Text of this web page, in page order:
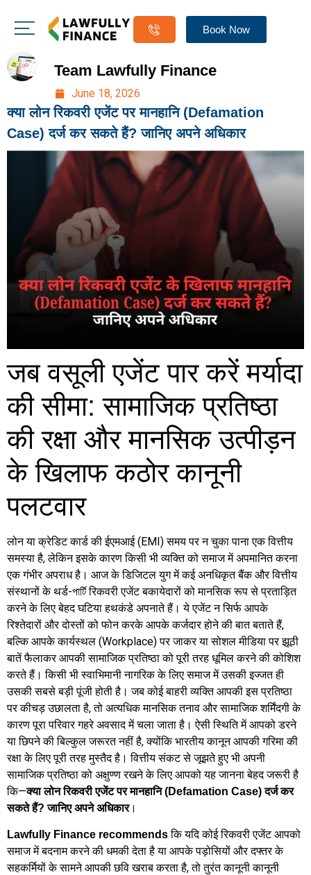
Book Now
Team Lawfully Finance
June 18, 2026
क्या लोन रिकवरी एजेंट पर मानहानि (Defamation
Case) दर्ज कर सकते हैं? जानिए अपने अधिकार
जब वसूली एजेंट पार करें मर्यादा
की सीमा: सामाजिक प्रतिष्ठा
की रक्षा और मानसिक उत्पीड़न
के खिलाफ कठोर कानूनी
पलटवार
लोन या क्रेडिट कार्ड की ईएमआई (EMI) समय पर न चुका पाना एक वित्तीय
समस्या है, लेकिन इसके कारण किसी भी व्यक्ति को समाज में अपमानित करना
एक गंभीर अपराध है। आज के डिजिटल युग में कई अनधिकृत बैंक और वित्तीय
संस्थानों के थर्ड-পার্টি रिकवरी एजेंट बकायेदारों को मानसिक रूप से प्रताड़ित
करने के लिए बेहद घटिया हथकंडे अपनाते हैं। ये एजेंट न सिर्फ आपके
रिश्तेदारों और दोस्तों को फोन करके आपके कर्जदार होने की बात बताते हैं,
बल्कि आपके कार्यस्थल (Workplace) पर जाकर या सोशल मीडिया पर झूठी
बातें फैलाकर आपकी सामाजिक प्रतिष्ठा को पूरी तरह धूमिल करने की कोशिश
करते हैं। किसी भी स्वाभिमानी नागरिक के लिए समाज में उसकी इज्जत ही
उसकी सबसे बड़ी पूंजी होती है। जब कोई बाहरी व्यक्ति आपकी इस प्रतिष्ठा
पर कीचड़ उछालता है, तो अत्यधिक मानसिक तनाव और सामाजिक शर्मिंदगी के
कारण पूरा परिवार गहरे अवसाद में चला जाता है। ऐसी स्थिति में आपको डरने
या छिपने की बिल्कुल जरूरत नहीं है, क्योंकि भारतीय कानून आपकी गरिमा की
रक्षा के लिए पूरी तरह मुस्तैद है। वित्तीय संकट से जूझते हुए भी अपनी
सामाजिक प्रतिष्ठा को अक्षुण्ण रखने के लिए आपको यह जानना बेहद जरूरी है
कि—क्या लोन रिकवरी एजेंट पर मानहानि (Defamation Case) दर्ज कर
सकते हैं? जानिए अपने अधिकार।
Lawfully Finance recommendsकि यदि कोई रिकवरी एजेंट आपको
समाज में बदनाम करने की धमकी देता है या आपके पड़ोसियों और दफ्तर के
सहकर्मियों के सामने आपकी छवि खराब करता है, तो तुरंत कानूनी कानूनी